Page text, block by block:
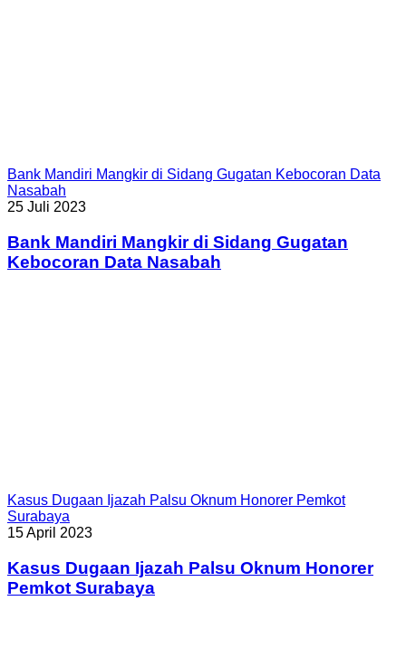
Bank Mandiri Mangkir di Sidang Gugatan Kebocoran Data
Nasabah
25 Juli 2023
Bank Mandiri Mangkir di Sidang Gugatan
Kebocoran Data Nasabah
Kasus Dugaan Ijazah Palsu Oknum Honorer Pemkot
Surabaya
15 April 2023
Kasus Dugaan Ijazah Palsu Oknum Honorer
Pemkot Surabaya